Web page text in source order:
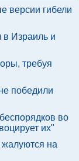
версии гибели
Израиль и
требуя
победили
во
их"
на